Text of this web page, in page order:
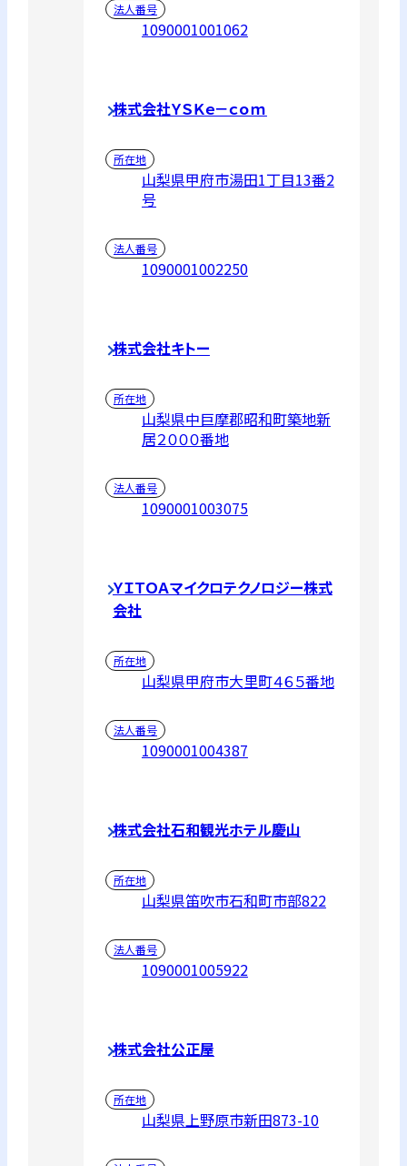
法人番号
1090001001062
株式会社ＹＳＫｅ－ｃｏｍ
所在地
山梨県甲府市湯田1丁目13番2
号
法人番号
1090001002250
株式会社キトー
所在地
山梨県中巨摩郡昭和町築地新
居２０００番地
法人番号
1090001003075
ＹＩＴＯＡマイクロテクノロジー株式
会社
所在地
山梨県甲府市大里町４６５番地
法人番号
1090001004387
株式会社石和観光ホテル慶山
所在地
山梨県笛吹市石和町市部822
法人番号
1090001005922
株式会社公正屋
所在地
山梨県上野原市新田873-10